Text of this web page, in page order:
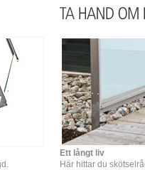
Ett långt liv
Här hittar du